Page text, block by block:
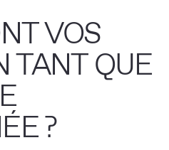
VOS
TANT QUE
?